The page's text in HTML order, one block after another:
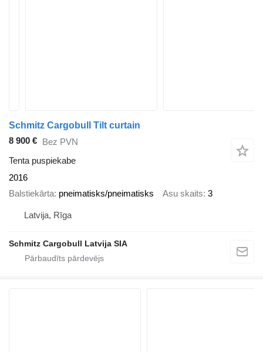
Schmitz Cargobull Tilt curtain
8 900 € Bez PVN
Tenta puspiekabe
2016
Balstiekārta pneimatisks/pneimatisks Asu skaits 3
Latvija, Rīga
Schmitz Cargobull Latvija SIA